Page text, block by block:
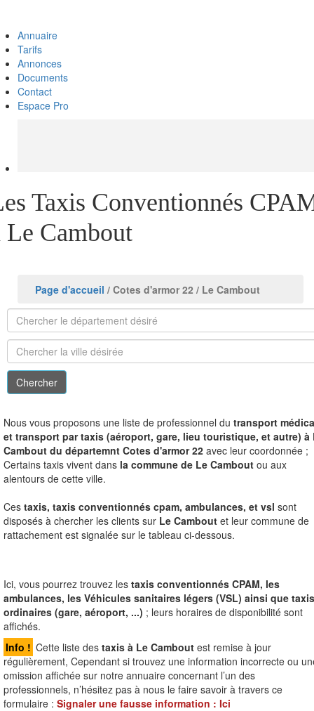
Annuaire
Tarifs
Annonces
Documents
Contact
Espace Pro
Taxis Conventionnés
Le Cambout
Page d'accueil / Cotes d'armor 22 / Le Cambout
Nous vous proposons une liste de professionnel du transport
et transport par taxis (aéroport, gare, lieu touristique, et autre) à
Cambout du départemnt Cotes d'armor 22 avec leur coordonnée ;
Certains taxis vivent dans la commune de Le Cambout ou aux
alentours de cette ville.
Ces taxis, taxis conventionnés cpam, ambulances, et vsl sont
disposés à chercher les clients sur Le Cambout et leur commune de
rattachement est signalée sur le tableau ci-dessous.
Ici, vous pourrez trouvez les taxis conventionnés CPAM, les
ambulances, les Véhicules sanitaires légers (VSL) ainsi que taxis
ordinaires (gare, aéroport, ...) ; leurs horaires de disponibilité sont
affichés.
Info ! Cette liste des taxis à Le Cambout est remise à jour
régulièrement, Cependant si trouvez une information incorrecte ou
omission affichée sur notre annuaire concernant l’un des
professionnels, n’hésitez pas à nous le faire savoir à travers ce
formulaire : Signaler une fausse information : Ici